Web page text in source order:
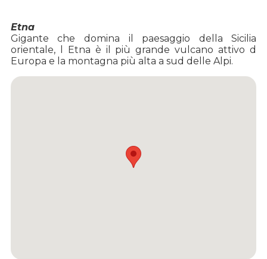
Gigante che domina il paesaggio della Sicilia
orientale, l Etna è il più grande vulcano attivo d
Europa e la montagna più alta a sud delle Alpi.